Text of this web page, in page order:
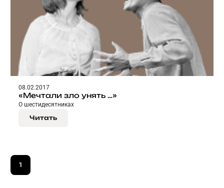
08.02.2017
«Мечтали зло унять …»
О шестидесятниках
Читать
1